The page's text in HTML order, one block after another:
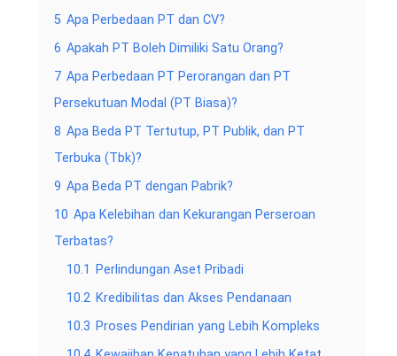
5 Apa Perbedaan PT dan CV?
6 Apakah PT Boleh Dimiliki Satu Orang?
7 Apa Perbedaan PT Perorangan dan PT
Persekutuan Modal (PT Biasa)?
8 Apa Beda PT Tertutup, PT Publik, dan PT
Terbuka (Tbk)?
9 Apa Beda PT dengan Pabrik?
10 Apa Kelebihan dan Kekurangan Perseroan
Terbatas?
10.1
Perlindungan Aset Pribadi
10.2 Kredibilitas dan Akses Pendanaan
10.3 Proses Pendirian yang Lebih Kompleks